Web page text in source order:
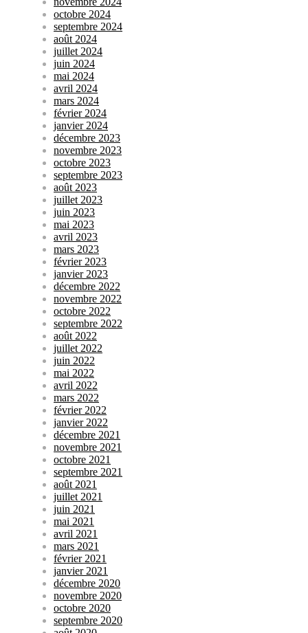
octobre 2024
septembre 2024
août 2024
juillet 2024
juin 2024
mai 2024
avril 2024
mars 2024
février 2024
janvier 2024
décembre 2023
novembre 2023
octobre 2023
septembre 2023
août 2023
juillet 2023
juin 2023
mai 2023
avril 2023
mars 2023
février 2023
janvier 2023
décembre 2022
novembre 2022
octobre 2022
septembre 2022
août 2022
juillet 2022
juin 2022
mai 2022
avril 2022
mars 2022
février 2022
janvier 2022
décembre 2021
novembre 2021
octobre 2021
septembre 2021
août 2021
juillet 2021
juin 2021
mai 2021
avril 2021
mars 2021
février 2021
janvier 2021
décembre 2020
novembre 2020
octobre 2020
septembre 2020